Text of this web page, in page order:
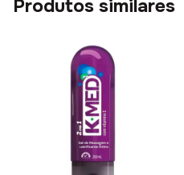
Produtos similares